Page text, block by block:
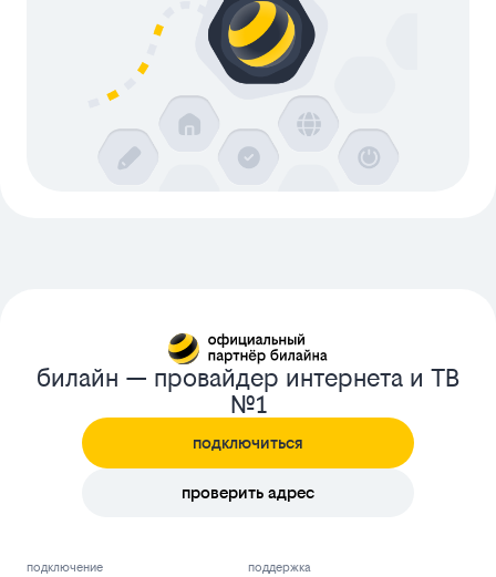
билайн — провайдер интернета и ТВ
№1
подключиться
проверить адрес
подключение поддержка